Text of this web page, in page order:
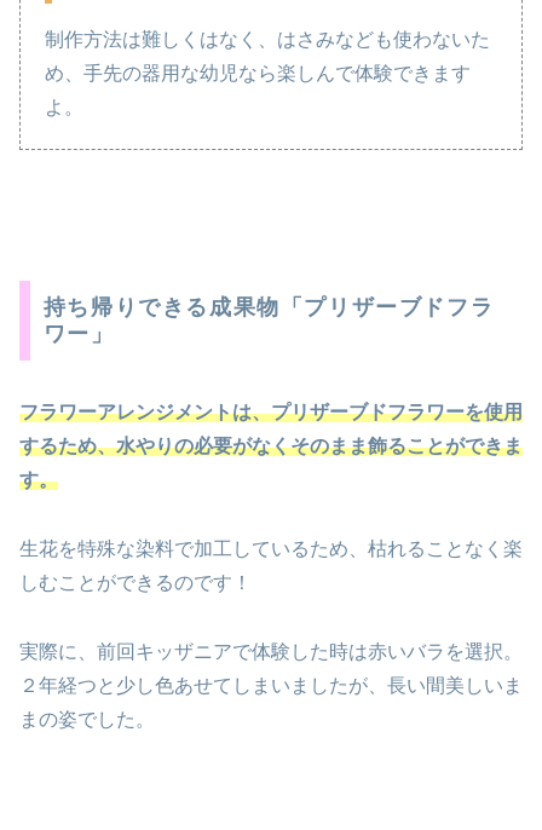
制作方法は難しくはなく、はさみなども使わないた
め、手先の器用な幼児なら楽しんで体験できます
よ。
持ち帰りできる成果物「プリザーブドフラ
ワー」
フラワーアレンジメントは、プリザーブドフラワーを使用
するため、水やりの必要がなくそのまま飾ることができま
す。
生花を特殊な染料で加工しているため、枯れることなく楽
しむことができるのです！
実際に、前回キッザニアで体験した時は赤いバラを選択。
２年経つと少し色あせてしまいましたが、長い間美しいま
まの姿でした。